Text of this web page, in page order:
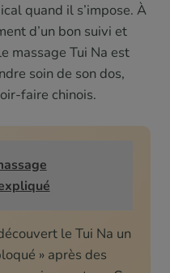
quand il s’impose. À
d’un bon suivi et
massage Tui Na est
soin de son dos,
faire chinois.
le Tui Na un
» après des